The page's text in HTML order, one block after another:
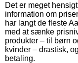
Det er meget
information om
har langt de fleste
med at sænke
produkter – til børn
kvinder – drastisk,
betaling.